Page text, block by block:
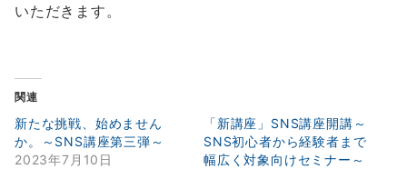
いただきます。
関連
新たな挑戦、始めません
か。～SNS講座第三弾～
2023年7月10日
「新講座」SNS講座開講～
SNS初心者から経験者まで
幅広く対象向けセミナー～